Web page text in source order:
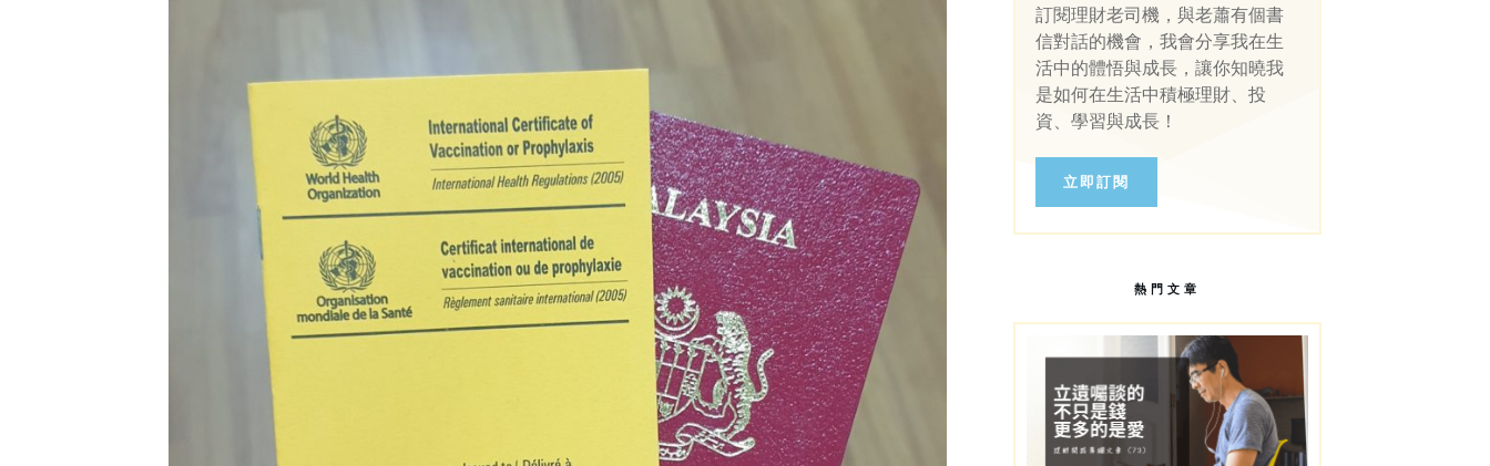
訂閱理財老司機，與老蕭有個書
信對話的機會，我會分享我在生
活中的體悟與成長，讓你知曉我
是如何在生活中積極理財、投
資、學習與成長！
立即訂閱
熱門文章